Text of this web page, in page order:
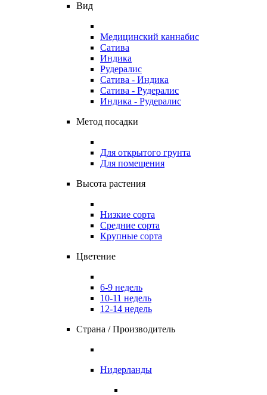
Вид
Медицинский каннабис
Сатива
Индика
Рудералис
Сатива - Индика
Сатива - Рудералис
Индика - Рудералис
Метод посадки
Для открытого грунта
Для помещения
Высота растения
Низкие сорта
Средние сорта
Крупные сорта
Цветение
6-9 недель
10-11 недель
12-14 недель
Страна / Производитель
Нидерланды